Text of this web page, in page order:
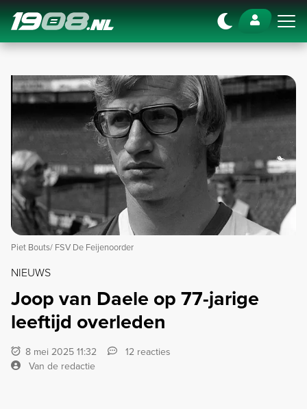
Navigation
Piet Bouts/ FSV De Feijenoorder
NIEUWS
Joop van Daele op 77-jarige
leeftijd overleden
8 mei 2025 11:32
12 reacties
Van de redactie